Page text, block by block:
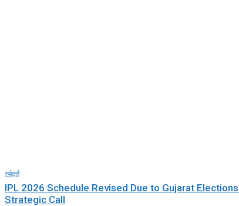
स्पोर्ट्स
IPL 2026 Schedule Revised Due to Gujarat
Strategic Call